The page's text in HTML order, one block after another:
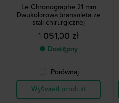
Le Chronographe 21 mm
Dwukolorowa bransoleta ze
stali chirurgicznej
1 051,00 zł
● Dostępny
Porównaj
Wyświetl produkt